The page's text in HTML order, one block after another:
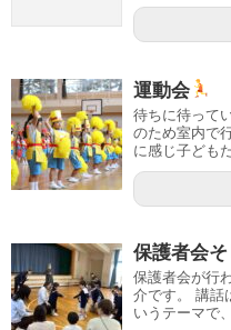
運動会
待ちに待って
のため室内で
に感じ子ども
保護者会
保護者会が行
介です。 講話
いうテーマで